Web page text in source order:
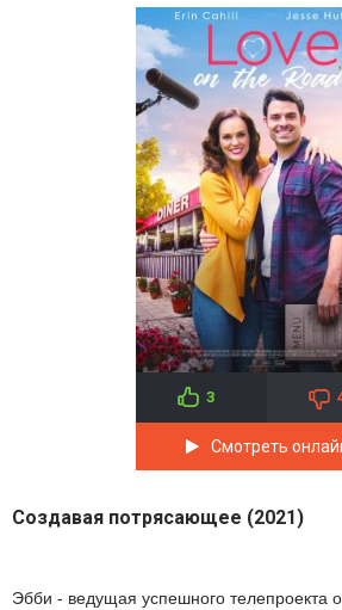
3
Смотреть
Создавая потрясающее (2021)
Эбби - ведущая успешного телепроекта